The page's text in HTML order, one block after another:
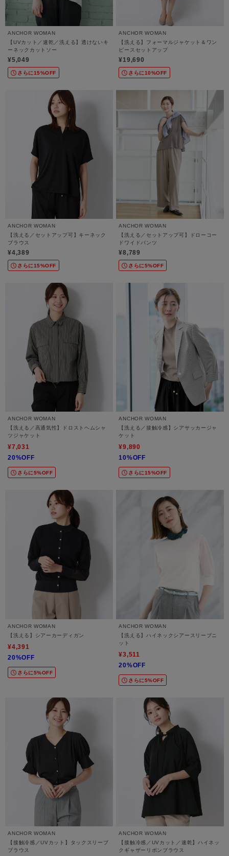
ANCHOR WOMAN
【UVカット／速乾／洗える】透けないキ
ーネックカットソー
¥5,049
さらに15%OFF
ANCHOR WOMAN
【洗える】フォーマルジャケット＆ワン
ピースセットアップ
¥19,690
さらに10%OFF
ANCHOR WOMAN
【洗える／セットアップ可】キーネック
ブラウス
¥4,389
さらに15%OFF
ANCHOR WOMAN
【洗える／セットアップ可】ドローコー
ドワイドパンツ
¥8,789
さらに5%OFF
ANCHOR WOMAN
【洗える／高通気性】ドロストヘムシャ
ツジャケット
¥7,031
20%OFF
さらに5%OFF
ANCHOR WOMAN
【洗える／接触冷感】シアサッカージャ
ケット
¥9,890
10%OFF
さらに15%OFF
ANCHOR WOMAN
【洗える】シアーカーディガン
¥4,391
20%OFF
さらに5%OFF
ANCHOR WOMAN
【洗える】ハイネックシアースリーブニ
ット
¥3,511
20%OFF
さらに5%OFF
ANCHOR WOMAN
【接触冷感／UVカット】タックスリーブ
ブラウス
ANCHOR WOMAN
【接触冷感／UVカット／速乾】ハイネッ
クギャザーリボンブラウス